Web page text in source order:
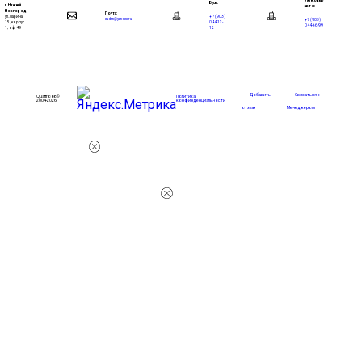
г. Нижний
Новгород
ул. Ларина
15, корпус
1, оф. 49
Почта:
eadnn@yandex.ru
Бусы:
+7 (903)
044-12-
12
авто:
+7 (903)
044-66-99
Quattro88 ©
2004-2026
Политика
конфинденциальности
Добавить
отзыв
Связаться с
Менеджером